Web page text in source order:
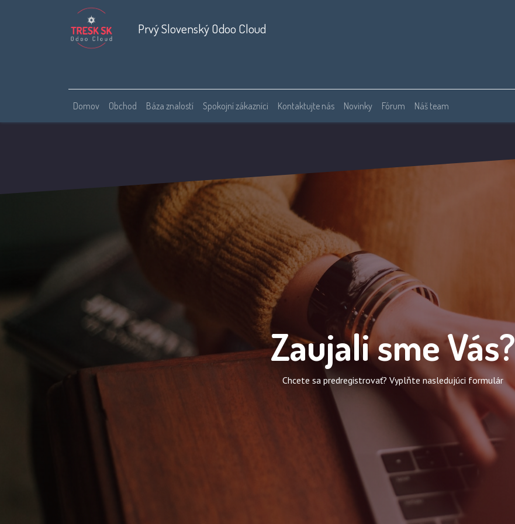
Prvý Slovenský Odoo Cloud
Domov Obchod Báza znalostí Spokojní zákazníci Kontaktujte nás Novinky Fórum Náš team
Zaujali sme Vás?
Chcete sa predregistrovať? Vyplňte nasledujúci formulár